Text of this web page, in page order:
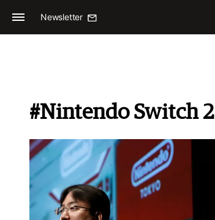
Newsletter
#Nintendo Switch 2